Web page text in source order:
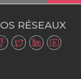
RÉSEAUX